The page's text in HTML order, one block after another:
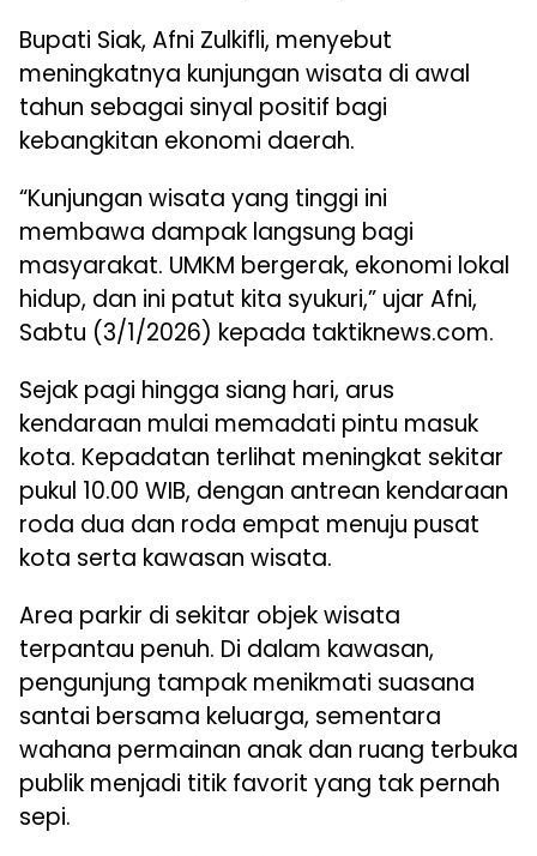
Bupati Siak, Afni Zulkifli, menyebut
meningkatnya kunjungan wisata di awal
tahun sebagai sinyal positif bagi
kebangkitan ekonomi daerah.
“Kunjungan wisata yang tinggi ini
membawa dampak langsung bagi
masyarakat. UMKM bergerak, ekonomi lokal
hidup, dan ini patut kita syukuri,” ujar Afni,
Sabtu (3/1/2026) kepada taktiknews.com.
Sejak pagi hingga siang hari, arus
kendaraan mulai memadati pintu masuk
kota. Kepadatan terlihat meningkat sekitar
pukul 10.00 WIB, dengan antrean kendaraan
roda dua dan roda empat menuju pusat
kota serta kawasan wisata.
Area parkir di sekitar objek wisata
terpantau penuh. Di dalam kawasan,
pengunjung tampak menikmati suasana
santai bersama keluarga, sementara
wahana permainan anak dan ruang terbuka
publik menjadi titik favorit yang tak pernah
sepi.